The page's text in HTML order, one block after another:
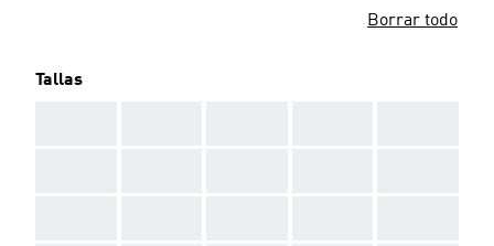
Borrar todo
Tallas